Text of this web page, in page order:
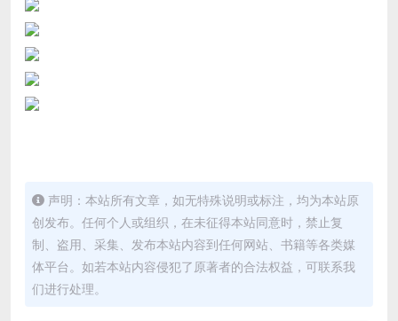
声明：本站所有文章，如无特殊说明或标注，均为本站原
创发布。任何个人或组织，在未征得本站同意时，禁止复
制、盗用、采集、发布本站内容到任何网站、书籍等各类媒
体平台。如若本站内容侵犯了原著者的合法权益，可联系我
们进行处理。